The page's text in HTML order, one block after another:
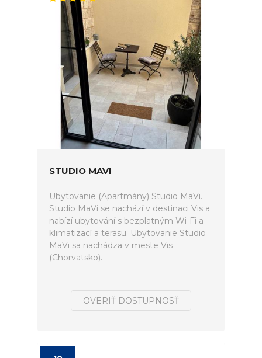
STUDIO MAVI
Ubytovanie (Apartmány) Studio MaVi.
Studio MaVi se nachází v destinaci Vis a
nabízí ubytování s bezplatným Wi-Fi a
klimatizací a terasu. Ubytovanie Studio
MaVi sa nachádza v meste Vis
(Chorvatsko).
OVERIŤ DOSTUPNOSŤ